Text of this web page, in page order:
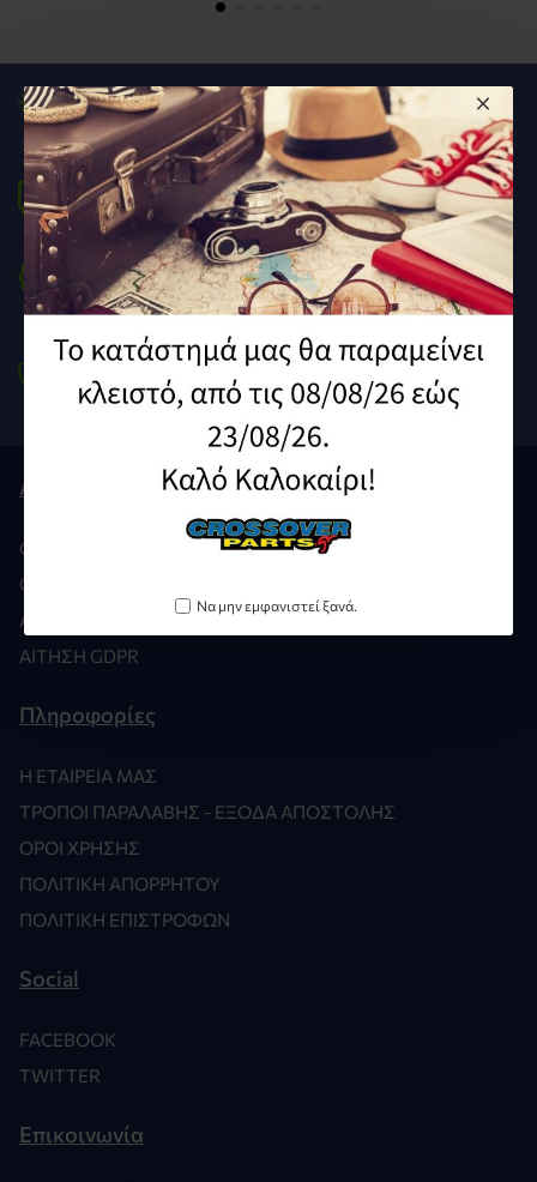
Να μην εμφανιστεί ξανά.
Παρέχουμε προϊόντα
και υπηρεσίες υψηλής ποιότητας
Άμεση Αποστολή
στον χώρο σου
To Νο1 Ε-shop
Ανταλλακτικά Μοτοσυκλετών
Τηλέφωνο
210 9212929 /210 9239640
Λογαριασμός
Ο ΛΟΓΑΡΙΑΣΜΌΣ ΜΟΥ
ΟΙ ΠΑΡΑΓΓΕΛΊΕΣ ΜΟΥ
ΑΓΑΠΗΜΈΝΑ
ΑΊΤΗΣΗ GDPR
Πληροφορίες
Η ΕΤΑΙΡΕΊΑ ΜΑΣ
ΤΡΌΠΟΙ ΠΑΡΑΛΑΒΉΣ - ΈΞΟΔΑ ΑΠΟΣΤΟΛΉΣ
ΌΡΟΙ ΧΡΉΣΗΣ
ΠΟΛΙΤΙΚΉ ΑΠΟΡΡΉΤΟΥ
ΠΟΛΙΤΙΚΉ ΕΠΙΣΤΡΟΦΏΝ
Social
FACEBOOK
TWITTER
Επικοινωνία